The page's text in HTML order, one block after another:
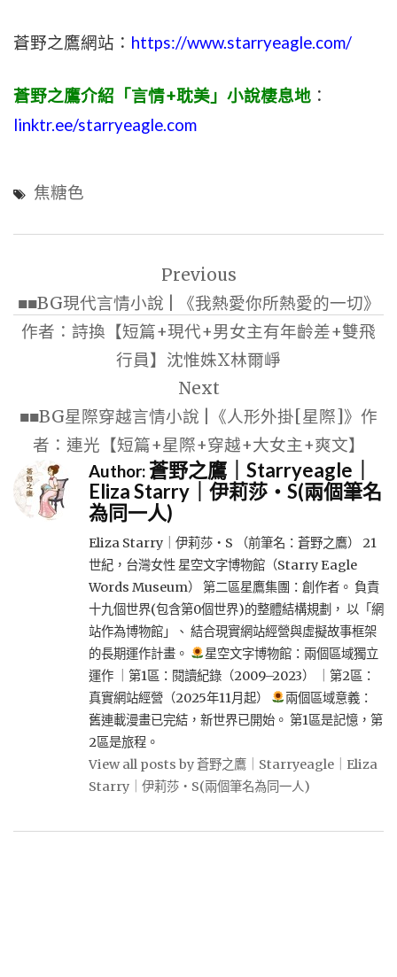
蒼野之鷹網站： https://www.starryeagle.com/
蒼野之鷹介紹「言情+耽美」小說棲息地 ：
linktr.ee/starryeagle.com
焦糖色
導
覽
Previous
■■BG現代言情小說 | 《我熱愛你所熱愛的一切》
作者：詩換【短篇+現代+男女主有年齡差+雙飛
行員】沈惟姝X林爾崢
Next
■■BG星際穿越言情小說 |《人形外掛[星際]》作
者：連光【短篇+星際+穿越+大女主+爽文】
Author:蒼野之鷹｜Starryeagle｜
Eliza Starry｜伊莉莎・S(兩個筆名
為同一人)
Eliza Starry｜伊莉莎・S （前筆名：蒼野之鷹） 21
世紀，台灣女性 星空文字博物館（Starry Eagle
Words Museum） 第二區星鷹集團：創作者。 負責
十九個世界(包含第0個世界)的整體結構規劃， 以「網
站作為博物館」、 結合現實網站經營與虛擬故事框架
的長期運作計畫。
星空文字博物館：兩個區域獨立
運作 ｜第1區：閱讀紀錄（2009–2023） ｜第2區：
真實網站經營（2025年11月起）
兩個區域意義：
舊連載漫畫已完結，新世界已開始。 第1區是記憶，第
2區是旅程。
View all posts by 蒼野之鷹｜Starryeagle｜Eliza
Starry｜伊莉莎・S(兩個筆名為同一人)